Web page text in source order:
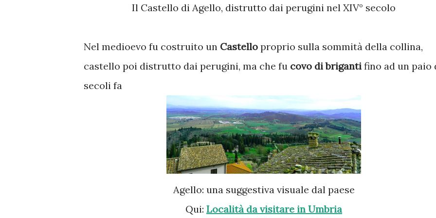
Il Castello di Agello, distrutto dai perugini nel XIV° secolo
Nel medioevo fu costruito un Castello proprio sulla sommità della collina,
castello poi distrutto dai perugini, ma che fu covo di briganti fino ad un paio
secoli fa
Agello: una suggestiva visuale dal paese
Qui: Località da visitare in Umbria